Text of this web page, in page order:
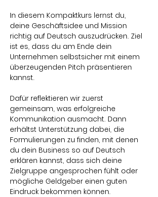
In diesem Kompaktkurs lernst du,
deine Geschäftsidee und Mission
richtig auf Deutsch auszudrücken. Ziel
ist es, dass du am Ende dein
Unternehmen selbstsicher mit einem
überzeugenden Pitch präsentieren
kannst.
Dafür reflektieren wir zuerst
gemeinsam, was erfolgreiche
Kommunikation ausmacht. Dann
erhältst Unterstützung dabei, die
Formulierungen zu finden, mit denen
du dein Business so auf Deutsch
erklären kannst, dass sich deine
Zielgruppe angesprochen fühlt oder
mögliche Geldgeber einen guten
Eindruck bekommen können.